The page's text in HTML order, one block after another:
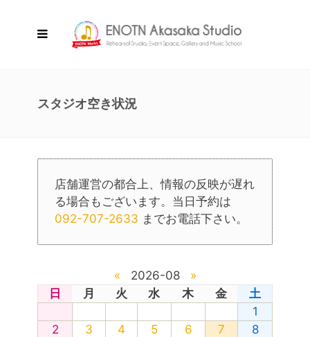
スタジオ空き状況
店舗運営の都合上、情報の反映が遅れ
る場合もございます。当日予約は
092-707-2633 までお電話下さい。
« 2026-08
»
日
月 火 水 木 金
土
1
2
3 4 5 6 7
8